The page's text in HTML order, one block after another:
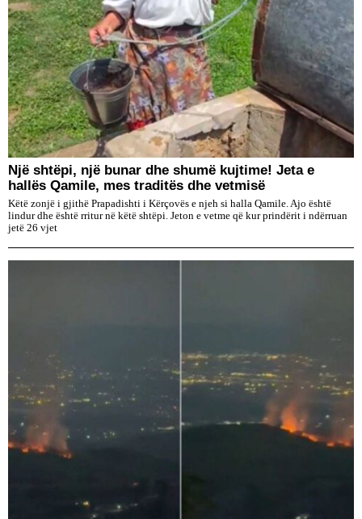
Një shtëpi, një bunar dhe shumë kujtime! Jeta e
hallës Qamile, mes traditës dhe vetmisë
Këtë zonjë i gjithë Prapadishti i Kërçovës e njeh si halla Qamile. Ajo është
lindur dhe është rritur në këtë shtëpi. Jeton e vetme që kur prindërit i ndërruan
jetë 26 vjet